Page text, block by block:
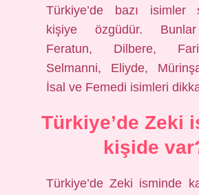
Türkiye’de bazı isimler
kişiye özgüdür.
Feratun, Dilbere,
Selmanni, Eliyde,
İsal ve Femedi isimleri
Türkiye’de Zeki
kişide
Türkiye’de Zeki isminde